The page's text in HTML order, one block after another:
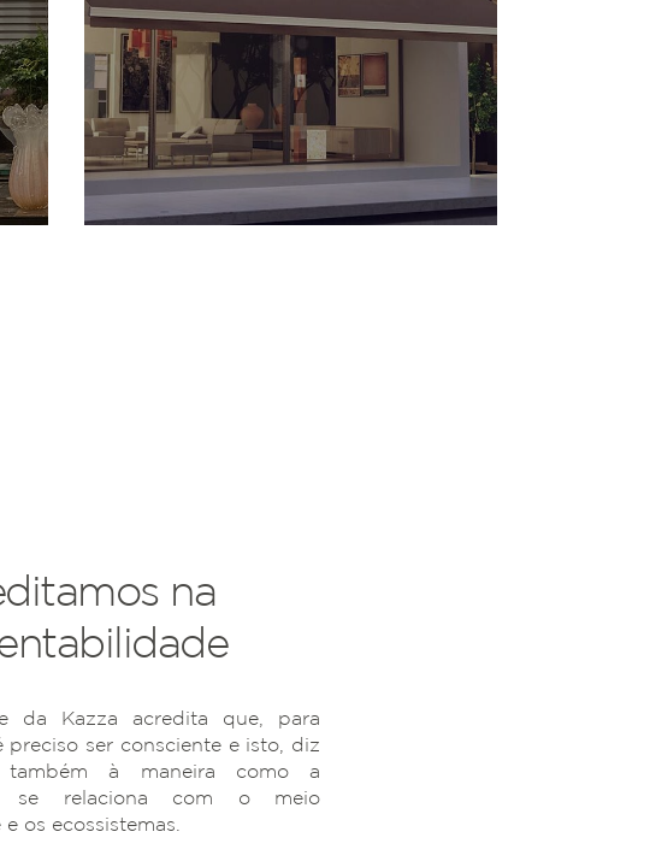
na
da Kazza acredita que, para
preciso ser consciente e isto, diz
também à maneira como a
se relaciona com o meio
os ecossistemas.